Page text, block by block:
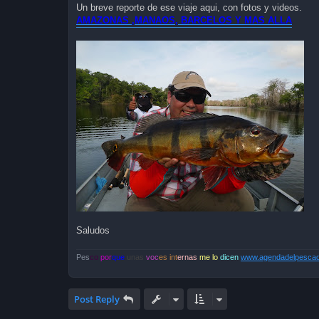
Un breve reporte de ese viaje aqui, con fotos y videos.
AMAZONAS ,MANAOS, BARCELOS Y MAS ALLA
Saludos
Pesco porque unas voces internas me lo dicen
Post Reply